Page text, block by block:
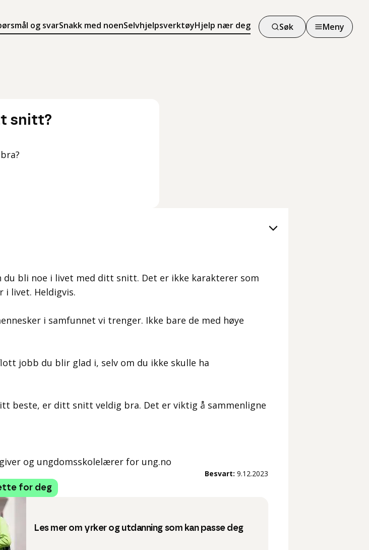
og svarSnakk med noenSelvhjelpsverktøyHjelp nær deg Søk Meny
snitt?
du bli noe i livet med ditt snitt. Det er ikke karakterer som
i livet. Heldigvis.
i samfunnet vi trenger. Ikke bare de med høye
jobb du blir glad i, selv om du ikke skulle ha
beste, er ditt snitt veldig bra. Det er viktig å sammenligne
og ungdomsskolelærer for ung.no
Besvart: 9.12.2023
for deg
Les mer om yrker og utdanning som kan passe deg